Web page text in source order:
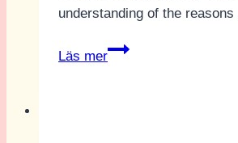
understanding of the reasons
Läs mer
IK